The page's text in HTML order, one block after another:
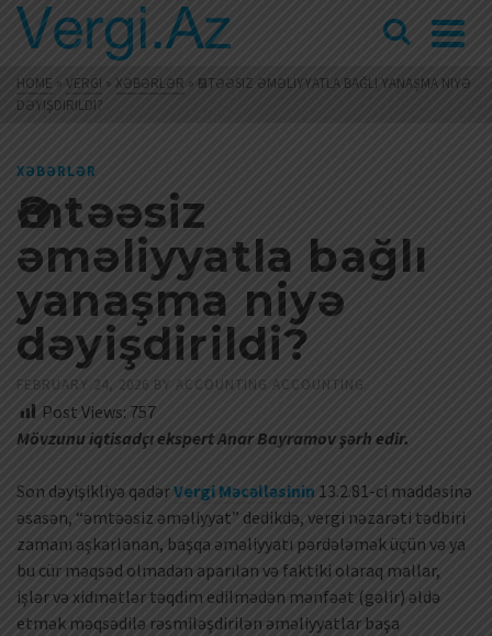
HOME » VERGI » XƏBƏRLƏR » ӘMTƏƏSIZ ƏMƏLIYYATLA BAĞLI YANAŞMA NIYƏ
DƏYIŞDIRILDI?
XƏBƏRLƏR
Әmtəəsiz
əməliyyatla bağlı
yanaşma niyə
dəyişdirildi?
FEBRUARY 24, 2026 BY ACCOUNTING ACCOUNTING
Post Views: 757
Mövzunu iqtisadçı ekspert Anar Bayramov şərh edir.
Son dəyişikliyə qədərVergi Məcəlləsinin 13.2.81-ci maddəsinə
əsasən, “əmtəəsiz əməliyyat” dedikdə, vergi nəzarəti tədbiri
zamanı aşkarlanan, başqa əməliyyatı pərdələmək üçün və ya
bu cür məqsəd olmadan aparılan və faktiki olaraq mallar,
işlər və xidmətlər təqdim edilmədən mənfəət (gəlir) əldə
etmək məqsədilə rəsmiləşdirilən əməliyyatlar başa